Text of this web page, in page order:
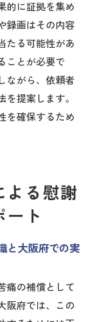
的に証拠を集め
録画はその内容
たる可能性があ
ことが必要で
ながら、依頼者
提案します。
を確保するため
よる慰謝
ート
と大阪府での実
痛の補償として
阪府では、この